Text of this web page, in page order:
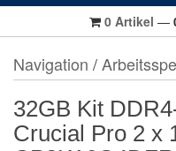
0 Artikel —
Navigation /
32GB Kit
Crucial Pro 2 x